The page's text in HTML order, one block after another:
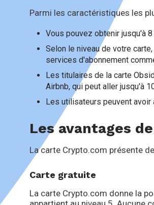
Parmi les caractéristiques les
Vous pouvez obtenir jusqu'à 8
Selon le niveau de votre
services d'abonnement
Les titulaires de la carte
Airbnb, qui peut aller jusqu'à
Les utilisateurs peuvent avoir
Les avantages
La carte Crypto.com présente
Carte gratuite
La carte Crypto.com donne la